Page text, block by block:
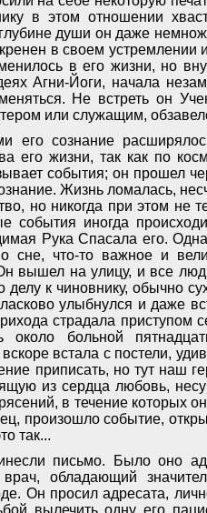
в этом отношении
души он даже
в своем устремлении
в его жизни, но
Агни-Йоги, начала
Не встреть он
или служащим,
его сознание
его жизни, так как по
события; он прошел
Жизнь ломалась,
но никогда при этом не
события иногда
Рука Спасала его.
сне, что-то важное и
вышел на улицу, и все
к чиновнику, обычно
улыбнулся и даже
страдала приступом
около больной
вскоре встала с постели,
приписать, но тут наш
из сердца любовь,
в течение которых
произошло событие,
так...
письмо. Было оно
обладающий
Он просил адресата,
вылечить одну его